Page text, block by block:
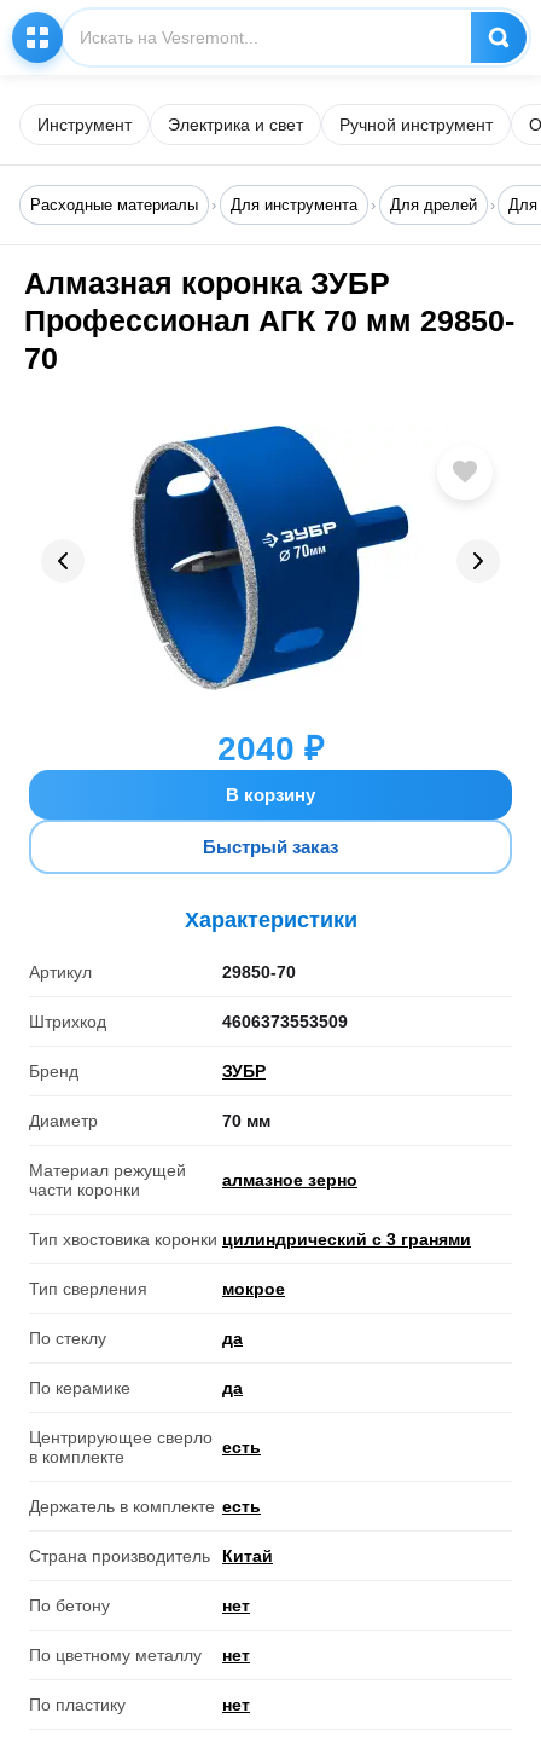
Инструмент Электрика и свет Ручной инструмент
Расходные материалы Для инструмента Для дрелей Для
Алмазная коронка ЗУБР
Профессионал АГК 70 мм 29850-
70
2040 ₽
В корзину
Быстрый заказ
Характеристики
Артикул 29850-70
Штрихкод 4606373553509
Бренд ЗУБР
Диаметр 70 мм
Материал режущей
части коронки
алмазное зерно
Тип хвостовика коронки цилиндрический с 3 гранями
Тип сверления мокрое
По стеклу да
По керамике да
Центрирующее сверло
в комплекте
есть
Держатель в комплекте есть
Страна производитель Китай
По бетону нет
По цветному металлу нет
По пластику нет